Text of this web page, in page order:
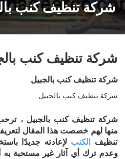
شركة تنظيف كنب
شركة تنظيف كنب
شركة تنظيف كنب بالجبيل
شركة تنظيف كنب بالجبيل
شركة تنظيف كنب بالجبيل ، ترحب
منها لهم خصصت هذا المقال
تنظيف
الكنب لإعادته جديدًا
وعدم ترك أي آثار غير مستحبة به